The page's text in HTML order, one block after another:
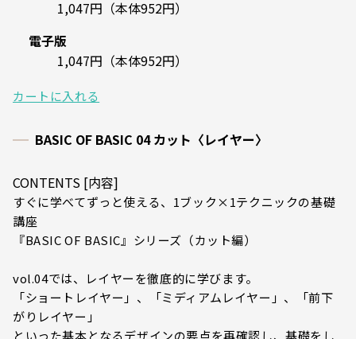
1,047円（本体952円）
電子版
1,047円（本体952円）
カートに入れる
BASIC OF BASIC 04 カット〈レイヤー〉
CONTENTS [内容]
すぐに学べてずっと使える、1ブック×1テクニックの基礎
講座
『BASIC OF BASIC』シリーズ（カット編）
vol.04では、レイヤーを徹底的に学びます。
「ショートレイヤー」、「ミディアムレイヤー」、「前下
がりレイヤー」
といった基本となるデザインの要点を再確認し、基礎をし